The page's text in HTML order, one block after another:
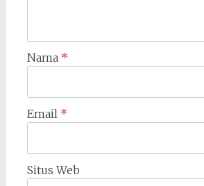
Nama *
Email *
Situs Web